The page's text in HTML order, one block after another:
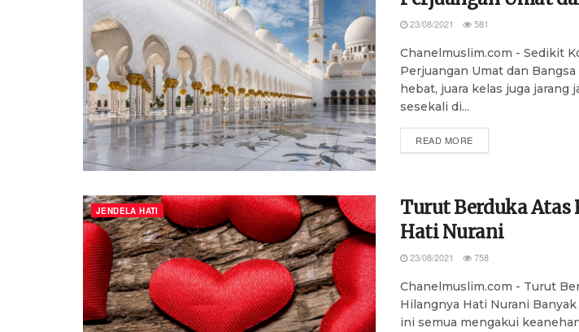
23/08/2021 581
Chanelmuslim.com - Sedikit
Perjuangan Umat dan
hebat, juara kelas juga jarang
sesekali di...
READ MOREDETAILS
JENDELA HATI
Turut Berduka Atas
Hati Nurani
23/08/2021 758
Chanelmuslim.com - Turut
Hilangnya Hati Nurani
ini semua mengakui